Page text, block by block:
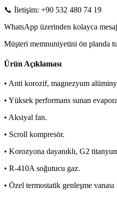
📞 İletişim: +90 532 480 74 19
WhatsApp üzerinden kolayca
Müşteri memnuniyetini ön planda
Ürün Açıklaması
• Anti korozif, magnezyum
• Yüksek performans sunan
• Aksiyal fan.
• Scroll kompresör.
• Korozyona dayanıklı, G2
• R-410A soğutucu gaz.
• Özel termostatik genleşme vanası